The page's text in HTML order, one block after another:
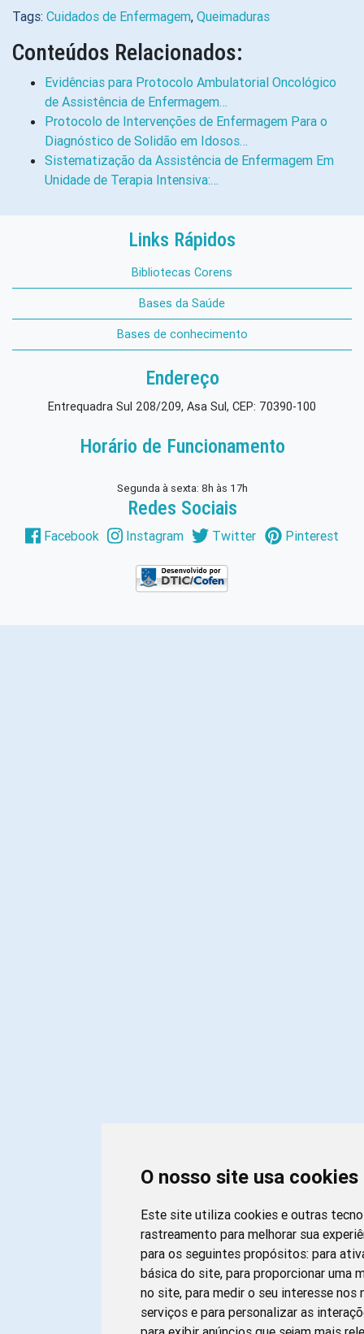
O nosso site usa cookies
Este site utiliza cookies e outras
rastreamento para melhorar sua
para os seguintes propósitos:para
básica do site,para proporcionar uma
no site,para medir o seu interesse
serviços e para personalizar as
Tags: Cuidados de Enfermagem, Queimaduras
Conteúdos Relacionados:
Evidências para Protocolo Ambulatorial Oncológico
de Assistência de Enfermagem…
Protocolo de Intervenções de Enfermagem Para o
Diagnóstico de Solidão em Idosos…
Sistematização da Assistência de Enfermagem Em
Unidade de Terapia Intensiva:…
Links Rápidos
Bibliotecas Corens
Bases da Saúde
Bases de conhecimento
Endereço
Entrequadra Sul 208/209, Asa Sul, CEP: 70390-100
Horário de Funcionamento
Segunda à sexta: 8h às 17h
Redes Sociais
Facebook Instagram Twitter Pinterest